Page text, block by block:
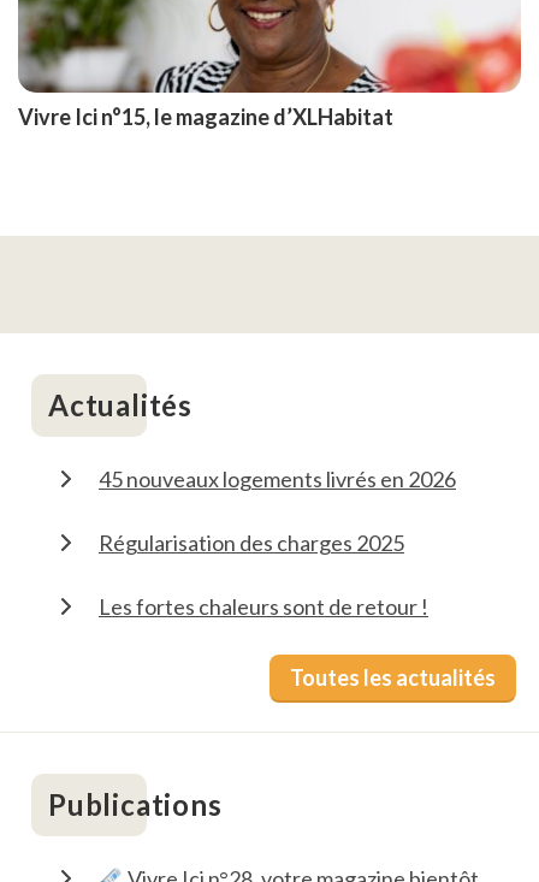
Vivre Ici n°15, le magazine d’XLHabitat
Actualités
45 nouveaux logements livrés en 2026
Régularisation des charges 2025
Les fortes chaleurs sont de retour !
Toutes les actualités
Publications